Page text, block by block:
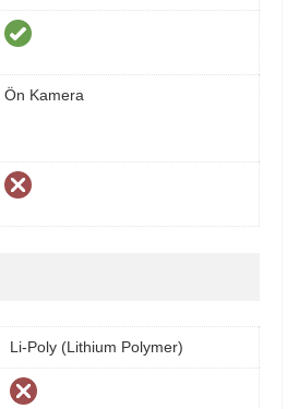
Ön Kamera
Li-Poly (Lithium Polymer)